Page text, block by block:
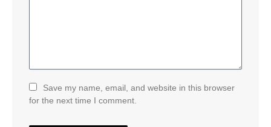
Save my name, email, and website in this browser
for the next time I comment.